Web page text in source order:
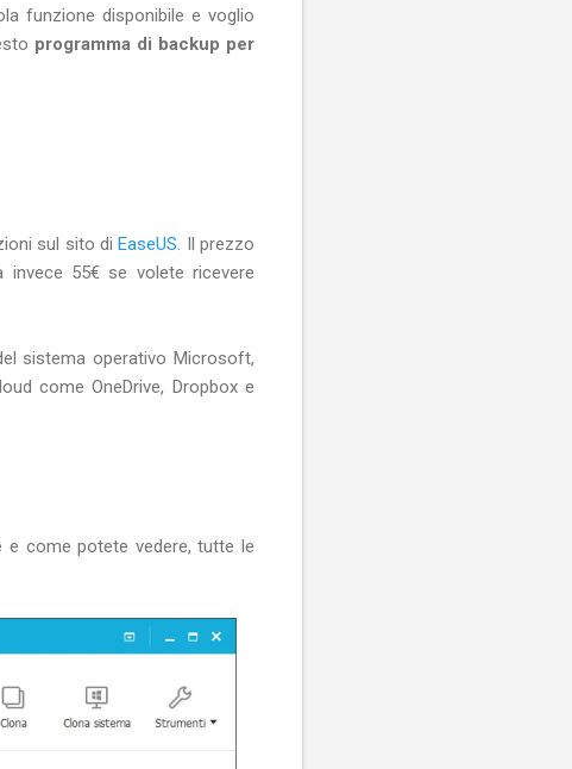
funzione disponibile e voglio
programma di backup per
sul sito diEaseUS. Il prezzo
55€ se volete ricevere
sistema operativo Microsoft,
come OneDrive, Dropbox e
come potete vedere, tutte le